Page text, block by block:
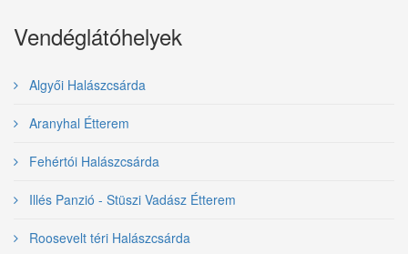
Vendéglátóhelyek
Algyői Halászcsárda
Aranyhal Étterem
Fehértói Halászcsárda
Illés Panzió - Stüszi Vadász Étterem
Roosevelt téri Halászcsárda